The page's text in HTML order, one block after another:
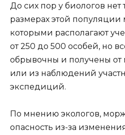
До сих пор у биологов
размерах этой
которыми располагают
от 250 до 500 особей, но
обрывочны и получены от
или из наблюдений
экспедиций.
По мнению экологов,
опасность из-за